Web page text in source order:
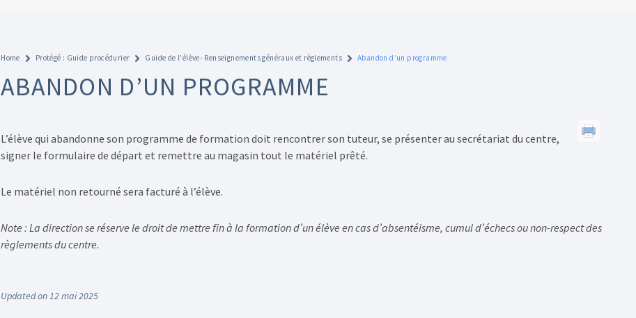
Home Protégé : Guide procédurier Guide de l'élève- Renseignements généraux et règlements Abandon d’un programme
ABANDON D’UN PROGRAMME
L’élève qui abandonne son programme de formation doit rencontrer son tuteur, se présenter au secrétariat du centre,
signer le formulaire de départ et remettre au magasin tout le matériel prêté.
Le matériel non retourné sera facturé à l’élève.
Note : La direction se réserve le droit de mettre fin à la formation d’un élève en cas d’absentéisme, cumul d’échecs ou non-respect des
règlements du centre.
Updated on 12 mai 2025